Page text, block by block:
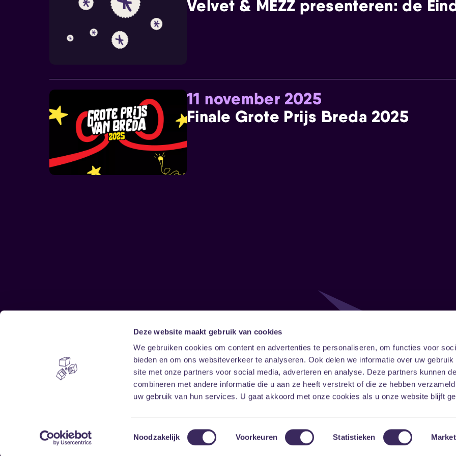
Deze website maakt gebruik van cookies
We gebruiken cookies om content en advertenties te personaliseren, om functies voor
bieden en om ons websiteverkeer te analyseren. Ook delen we informatie over uw gebruik
site met onze partners voor social media, adverteren en analyse. Deze partners kunnen
combineren met andere informatie die u aan ze heeft verstrekt of die ze hebben
uw gebruik van hun services. U gaat akkoord met onze cookies als u onze website blijft
Toestemmingsselectie
Noodzakelijk Voorkeuren Statistieken
Velvet & MEZZ presenteren: de
11 november 2025
Finale Grote Prijs Breda 2025
Home
Vrijwilligers
Disclaimer
Toegankelijkheid
Privacy & cookies
Follow
FacebookInstagramLinkedIn
Onze